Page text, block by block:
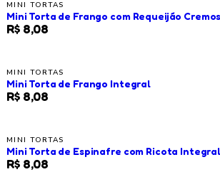
MINI TORTAS
Mini Torta de Frango com Requeijão
R$ 8,08
MINI TORTAS
Mini Torta de Frango Integral
R$ 8,08
MINI TORTAS
Mini Torta de Espinafre com Ricota Integral
R$ 8,08